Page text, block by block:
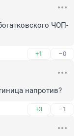
ЧОП-
+1 –0
напротив?
+3 –1